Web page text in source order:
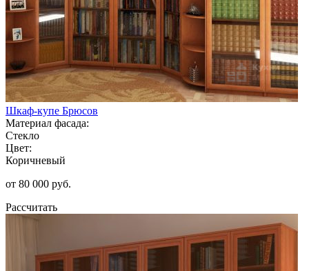
Шкаф-купе Брюсов
Материал фасада:
Стекло
Цвет:
Коричневый
от 80 000 руб.
Рассчитать